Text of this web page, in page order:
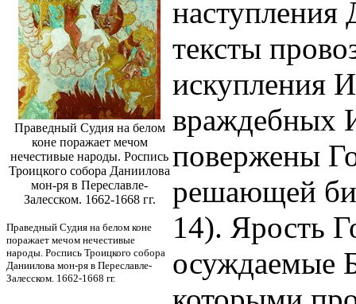
Праведный Судия на белом
коне поражает мечом
нечестивые народы. Роспись
Троицкого собора Даниилова
мон-ря в Переславле-
Залесском. 1662-1668 гг.
Праведный Судия на белом коне
поражает мечом нечестивые
народы. Роспись Троицкого собора
Даниилова мон-ря в Переславле-
Залесском. 1662-1668 гг.
наступления
тексты
искупления
враждебных
повержены
решающей
14). Ярость
осуждаемые